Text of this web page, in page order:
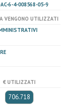
6-4-008568-05-9
VENGONO UTILIZZATI
€ UTILIZZATI
706.718